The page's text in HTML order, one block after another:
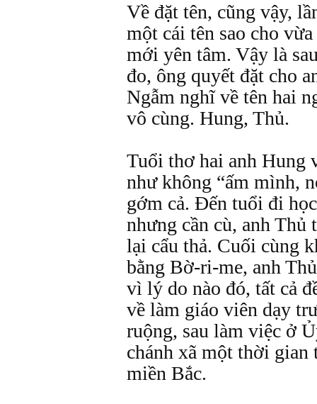
Về đặt tên, cũng vậy,
một cái tên sao cho
mới yên tâm. Vậy là
đo, ông quyết đặt cho
Ngẫm nghĩ về tên hai
vô cùng. Hung, Thủ.
Tuổi thơ hai anh Hung
như không “ấm mình,
gớm cả. Đến tuổi đi
nhưng cần cù, anh
lại cẩu thả. Cuối cùng
bằng Bờ-ri-me, anh
vì lý do nào đó, tất cả
về làm giáo viên dạy
ruộng, sau làm việc ở
chánh xã một thời
miền Bắc.